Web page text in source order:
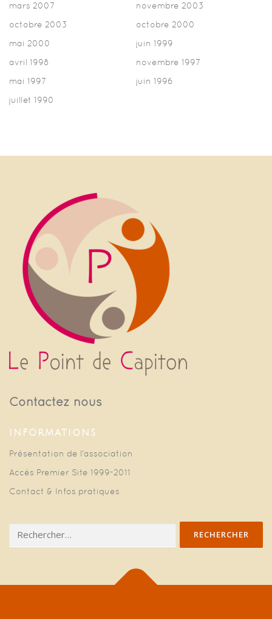
mars 2007
novembre 2003
octobre 2003
octobre 2000
mai 2000
juin 1999
avril 1998
novembre 1997
mai 1997
juin 1996
juillet 1990
Contactez nous
INFORMATIONS
Présentation de l’association
Accès Premier Site 1999-2011
Contact & Infos pratiques
Rechercher :